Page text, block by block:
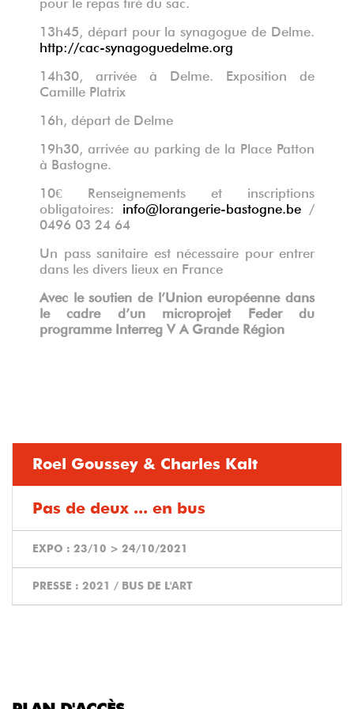
13h45, départ pour la synagogue de Delme.
http://cac-synagoguedelme.org
14h30, arrivée à Delme. Exposition de
Camille Platrix
16h, départ de Delme
19h30, arrivée au parking de la Place Patton
à Bastogne.
10€ Renseignements et inscriptions
obligatoires: info@lorangerie-bastogne.be /
0496 03 24 64
Un pass sanitaire est nécessaire pour entrer
dans les divers lieux en France
Avec le soutien de l’Union européenne dans
le cadre d’un microprojet Feder du
programme Interreg V A Grande Région
Roel Goussey & Charles Kalt
Pas de deux ... en bus
EXPO : 23/10 > 24/10/2021
PRESSE : 2021 / BUS DE L'ART